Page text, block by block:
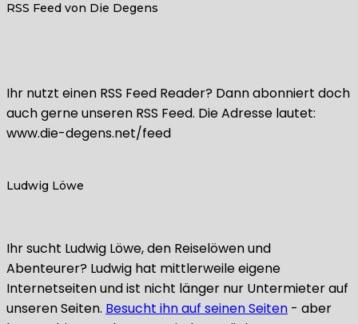
RSS Feed von Die Degens
Ihr nutzt einen RSS Feed Reader? Dann abonniert doch
auch gerne unseren RSS Feed. Die Adresse lautet:
www.die-degens.net/feed
Ludwig Löwe
Ihr sucht Ludwig Löwe, den Reiselöwen und
Abenteurer? Ludwig hat mittlerweile eigene
Internetseiten und ist nicht länger nur Untermieter auf
unseren Seiten. Besucht ihn auf seinen Seiten - aber